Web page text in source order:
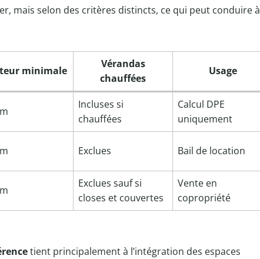
mais selon des critères distincts, ce qui peut conduire à
minimale
Vérandas
chauffées
Usage
Incluses si
chauffées
Calcul DPE
uniquement
Exclues Bail de location
Exclues sauf si
closes et couvertes
Vente en
copropriété
tient principalement à l’intégration des espaces